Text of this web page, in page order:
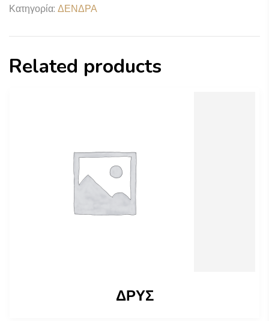
Κατηγορία: ΔΕΝΔΡΑ
Related products
ΔΡΥΣ